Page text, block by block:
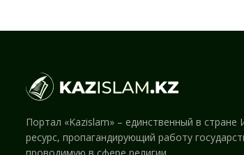
Портал «Kazislam» – единственный в стране
ресурс, пропагандирующий работу